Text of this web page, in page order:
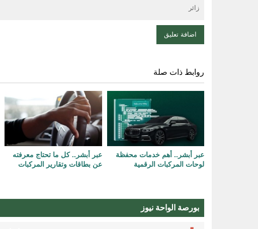
روابط ذات صلة
عبر أبشر.. أهم خدمات محفظة
لوحات المركبات الرقمية
عبر أبشر.. كل ما تحتاج معرفته
عن بطاقات وتقارير المركبات
بورصة الواحة نيوز